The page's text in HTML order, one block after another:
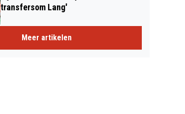
transfersom Lang'
Meer artikelen